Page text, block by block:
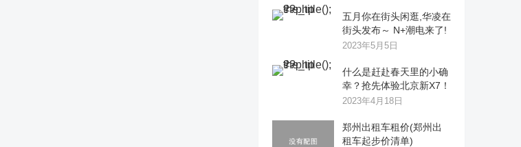
五月你在街头闲逛,华凌在
街头发布～ N+潮电来了!
2023年5月5日
什么是赶赴春天里的小确
幸？抢先体验北京新X7！
2023年4月18日
郑州出租车租价(郑州出
租车起步价清单)